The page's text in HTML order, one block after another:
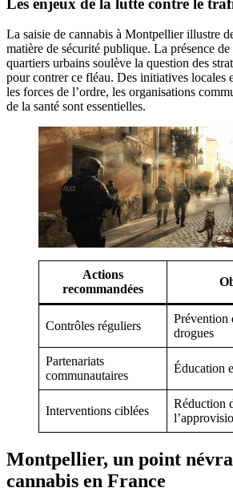
La saisie de cannabis à Montpellier illustre
matière de sécurité publique. La présence de
quartiers urbains soulève la question des
pour contrer ce fléau. Des initiatives locales
les forces de l’ordre, les organisations
de la santé sont essentielles.
Actions
recommandées
Contrôles réguliers
Prévention
drogues
Partenariats
communautaires
Éducation
Interventions ciblées
Réduction
Montpellier, un point
cannabis en France